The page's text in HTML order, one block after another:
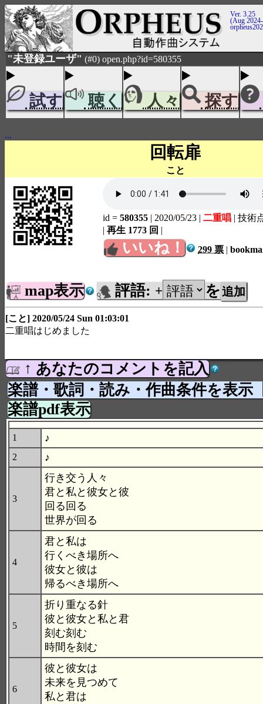
Ver. 3.25
(Aug
"未登録ユーザ" (#0) open.php?id=580355
試す 聴く 人々 探す
...
回転扉
こと
id = 580355 | 2020/05/23 | 二重唱 | 技術
| 再生 1773 回 |
いいね！ 299 票 |
map表示 評語: + を
[こと] 2020/05/24 Sun 01:03:01
二重唱はじめました
↑ あなたのコメントを記入
楽譜・歌詞・読み・作曲条件を表示
楽譜pdf表示
1 ♪
2 ♪
3
行き交う人々
君と私と彼女と彼
回る回る
世界が回る
4
君と私は
行くべき場所へ
彼女と彼は
帰るべき場所へ
5
折り重なる針
彼と彼女と私と君
刻む刻む
時間を刻む
6
彼と彼女は
未来を見つめて
私と君は